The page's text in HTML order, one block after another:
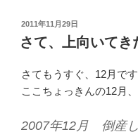
投
稿
日:
2011年11月29日
さて、上向いてき
さてもうすぐ、12月です
ここちょっきんの12月
2007年12月 倒産